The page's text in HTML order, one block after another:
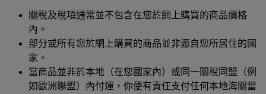
關稅及稅項通常並不包含在您於網上購買的商品價格
內。
部分或所有您於網上購買的商品並非源自您所居住的國
家。
當商品並非於本地（在您國家內）或同一關稅同盟（例
如歐洲聯盟）內付運，你便有責任支付任何本地海關當